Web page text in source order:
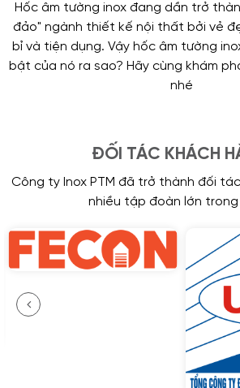
Hốc âm tường inox đang dần trở
đảo" ngành thiết kế nội thất bởi vẻ
bỉ và tiện dụng. Vậy hốc âm tường
bật của nó ra sao? Hãy cùng khám
nhé
ĐỐI TÁC KHÁCH
Công ty Inox PTM đã trở thành đối
nhiều tập đoàn lớn trong